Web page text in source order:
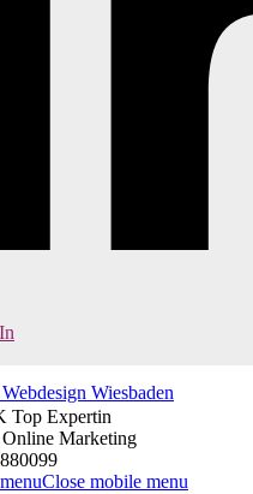
Top Expertin
Marketing
Close mobile menu